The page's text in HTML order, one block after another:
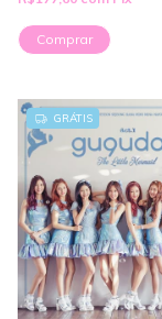
Comprar
GRÁTIS